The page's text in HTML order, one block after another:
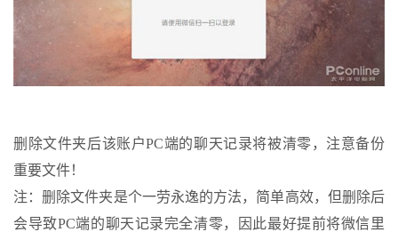
删除文件夹后该账户PC端的聊天记录将被清零，注意备份
重要文件！
注：删除文件夹是个一劳永逸的方法，简单高效，但删除后
会导致PC端的聊天记录完全清零，因此最好提前将微信里